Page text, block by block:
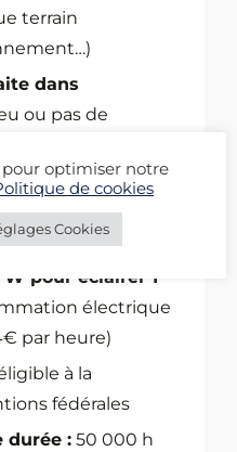
terrain
dans
ou pas de
maîtrisée:
de béton, ni de
pour éclairer 1
électrique
par heure)
à la
fédérales
durée : 50 000 h
pour optimiser notre
de cookies
Cookies